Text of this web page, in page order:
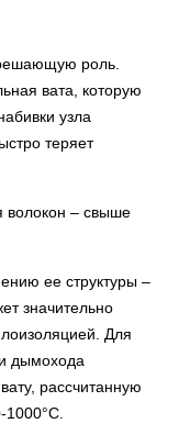
роль.
вата, которую
узла
теряет
волокон – свыше
ее структуры –
значительно
Для
дымохода
рассчитанную
1000°С.